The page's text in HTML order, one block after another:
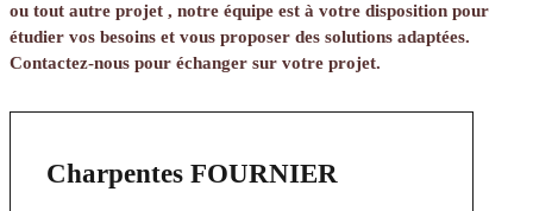
Bâtiment de
tertiaire
commercial
ou tout autre projet , notre équipe est à votre disposition pour
étudier vos besoins et vous proposer des solutions adaptées.
Contactez-nous pour échanger sur votre projet.
Charpentes FOURNIER